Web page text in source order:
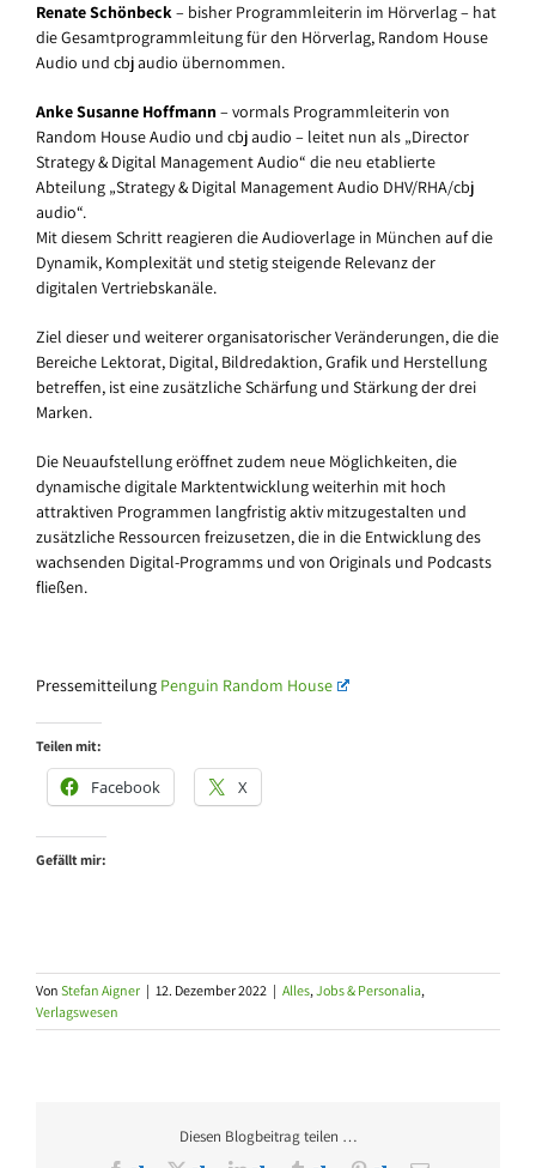
Renate Schönbeck– bisher Programmleiterin im Hörverlag – hat
die Gesamtprogrammleitung für den Hörverlag, Random House
Audio und cbj audio übernommen.
Anke Susanne Hoffmann – vormals Programmleiterin von
Random House Audio und cbj audio – leitet nun als „Director
Strategy & Digital Management Audio“ die neu etablierte
Abteilung „Strategy & Digital Management Audio DHV/RHA/cbj
audio“.
Mit diesem Schritt reagieren die Audioverlage in München auf die
Dynamik, Komplexität und stetig steigende Relevanz der
digitalen Vertriebskanäle.
Ziel dieser und weiterer organisatorischer Veränderungen, die die
Bereiche Lektorat, Digital, Bildredaktion, Grafik und Herstellung
betreffen, ist eine zusätzliche Schärfung und Stärkung der drei
Marken.
Die Neuaufstellung eröffnet zudem neue Möglichkeiten, die
dynamische digitale Marktentwicklung weiterhin mit hoch
attraktiven Programmen langfristig aktiv mitzugestalten und
zusätzliche Ressourcen freizusetzen, die in die Entwicklung des
wachsenden Digital-Programms und von Originals und Podcasts
fließen.
Pressemitteilung Penguin Random House
Teilen mit:
Facebook X
Gefällt mir:
Von Stefan Aigner | 12. Dezember 2022 | Alles,Jobs & Personalia,
Verlagswesen
Diesen Blogbeitrag teilen …